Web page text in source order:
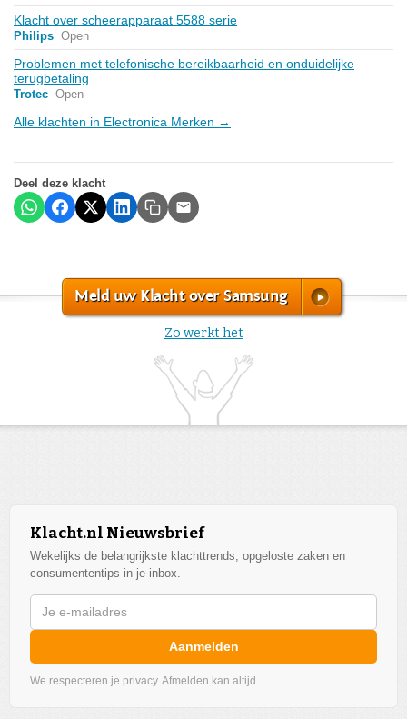
Klacht over scheerapparaat 5588 serie
Philips Open
Problemen met telefonische bereikbaarheid en onduidelijke
terugbetaling
Trotec Open
Alle klachten in Electronica Merken →
Deel deze klacht
Meld uw Klacht over Samsung
Zo werkt het
Klacht.nl Nieuwsbrief
Wekelijks de belangrijkste klachttrends, opgeloste zaken en
consumententips in je inbox.
Aanmelden
We respecteren je privacy. Afmelden kan altijd.